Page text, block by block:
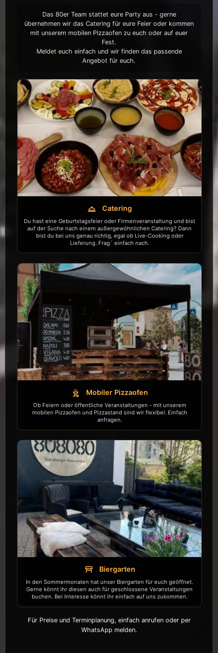
Das 80er Team stattet eure Party aus - gerne
übernehmen wir das Catering für eure Feier oder kommen
mit unserem mobilen Pizzaofen zu euch oder auf euer
Fest.
Meldet euch einfach und wir finden das passende
Angebot für euch.
room_service Catering
Du hast eine Geburtstagsfeier oder Firmenveranstaltung und bist
auf der Suche nach einem außergewöhnlichen Catering? Dann
bist du bei uns genau richtig, egal ob Live-Cooking oder
Lieferung. Frag´ einfach nach.
outdoor_grill Mobiler Pizzaofen
Ob Feiern oder öffentliche Veranstaltungen - mit unserem
mobilen Pizzaofen und Pizzastand sind wir flexibel. Einfach
anfragen.
table_restaurant Biergarten
In den Sommermonaten hat unser Biergarten für euch geöffnet.
Gerne könnt ihr diesen auch für geschlossene Veranstaltungen
buchen. Bei Interesse könnt ihr einfach auf uns zukommen.
Für Preise und Terminplanung, einfach anrufen oder per
WhatsApp melden.